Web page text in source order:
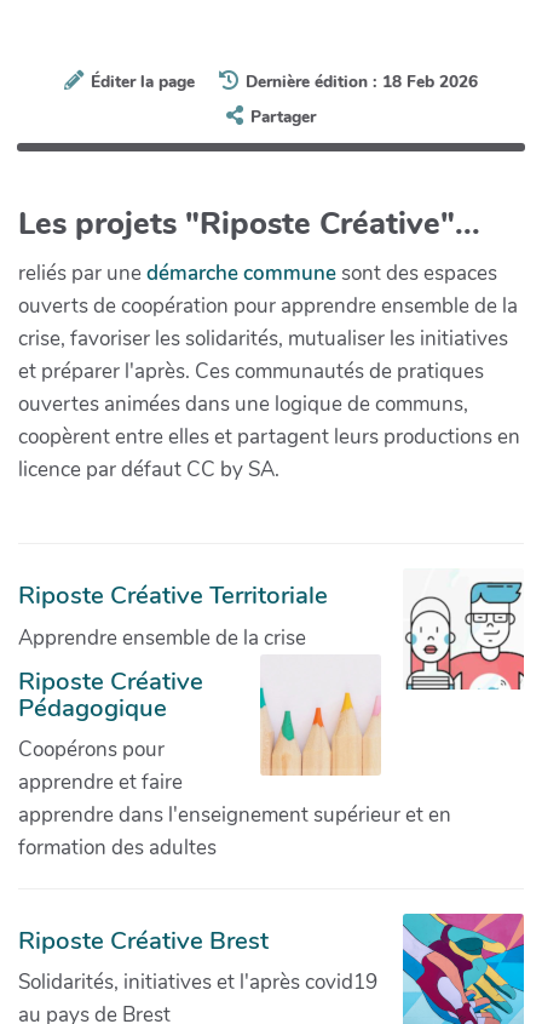
Éditer la page
Dernière édition : 18 Feb 2026
Partager
Les projets "Riposte Créative"...
reliés par unedémarche communesont des espaces
ouverts de coopération pour apprendre ensemble de la
crise, favoriser les solidarités, mutualiser les initiatives
et préparer l'après. Ces communautés de pratiques
ouvertes animées dans une logique de communs,
coopèrent entre elles et partagent leurs productions en
licence par défaut CC by SA.
Riposte Créative Territoriale
Apprendre ensemble de la crise
Riposte Créative
Pédagogique
Coopérons pour
apprendre et faire
apprendre dans l'enseignement supérieur et en
formation des adultes
Riposte Créative Brest
Solidarités, initiatives et l'après covid19
au pays de Brest